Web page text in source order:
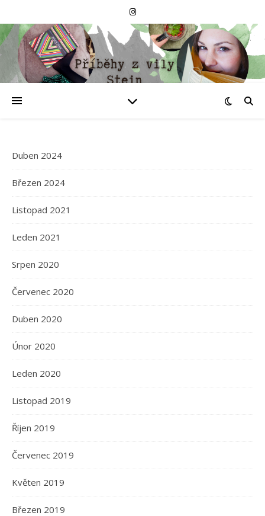
Duben 2024
Březen 2024
Listopad 2021
Leden 2021
Srpen 2020
Červenec 2020
Duben 2020
Únor 2020
Leden 2020
Listopad 2019
Říjen 2019
Červenec 2019
Květen 2019
Březen 2019